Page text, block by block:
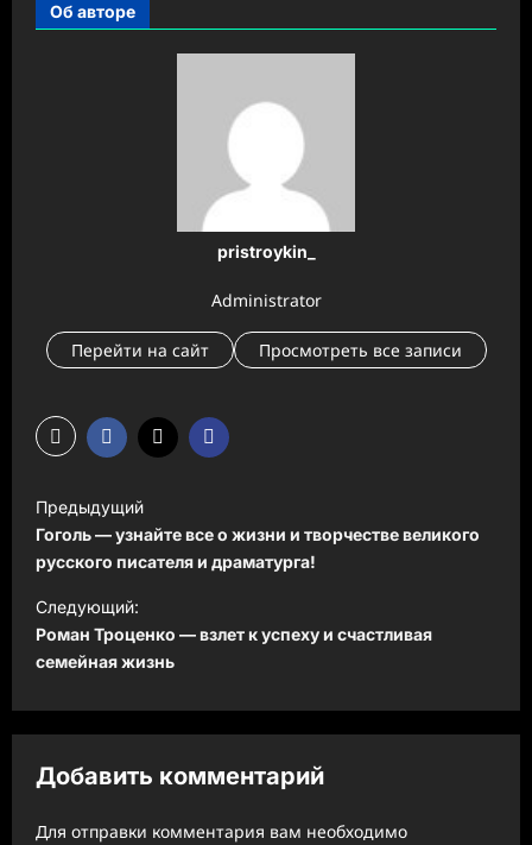
Об авторе
pristroykin_
Administrator
Перейти на сайт Просмотреть все записи
Н
а
в
и
г
а
ц
я
з
Предыдущий
Гоголь — узнайте все о жизни и творчестве великого
русского писателя и драматурга!
Следующий:
Роман Троценко — взлет к успеху и счастливая
семейная жизнь
Добавить комментарий
Для отправки комментария вам необходимо